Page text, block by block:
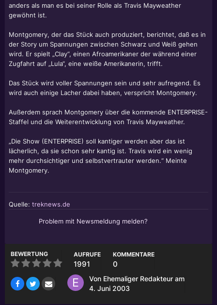
anders als man es bei seiner Rolle als Travis Mayweather
gewöhnt ist.
Montgomery, der das Stück auch produziert, berichtet, daß es in
der Story um Spannungen zwischen Schwarz und Weiß gehen
wird. Er spielt „Clay“, einen Afroamerikaner der während einer
Zugfahrt auf „Lula“, eine weiße Amerikanerin, trifft.
Das Stück wird voller Spannungen sein und sehr aufregend. Es
wird auch einige Lacher dabei haben, verspricht Montgomery.
Außerdem sprach Montgomery über die kommende ENTERPRISE-
Staffel und die Weiterentwicklung von Travis Mayweather.
„Die Show (ENTERPRISE) soll kantiger werden aber das ist
lächerlich, da sie schon sehr kantig ist. Travis wird ein wenig
mehr durchsichtiger und selbstvertrauter werden.“ Meinte
Montgomery.
Quelle: treknews.de
Problem mit Newsmeldung melden?
BEWERTUNG AUFRUFE
1991
KOMMENTARE
0
Von Ehemaliger Redakteur am
4. Juni 2003